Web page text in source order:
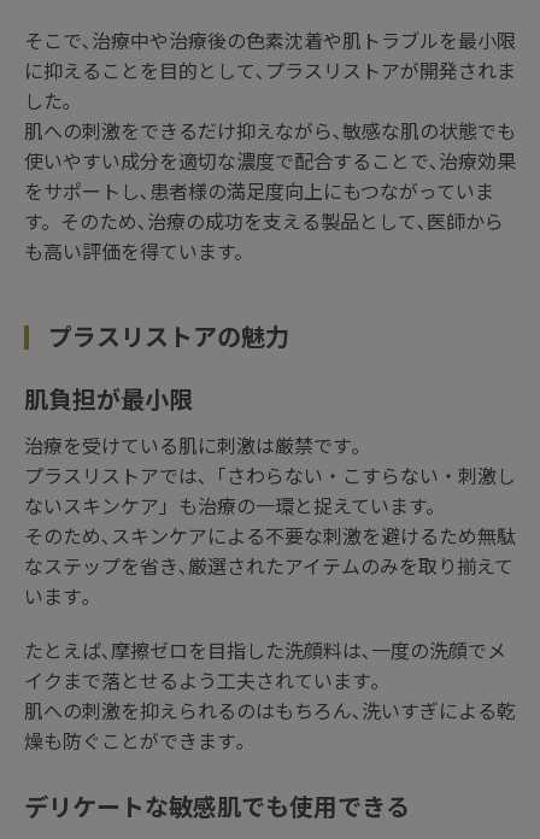
そこで､治療中や治療後の色素沈着や肌トラブルを最小限
に抑えることを目的として､プラスリストアが開発されま
した｡
肌への刺激をできるだけ抑えながら､敏感な肌の状態でも
使いやすい成分を適切な濃度で配合することで､治療効果
をサポートし､患者様の満足度向上にもつながっていま
す。そのため､治療の成功を支える製品として､医師から
も高い評価を得ています。
プラスリストアの魅力
肌負担が最小限
治療を受けている肌に刺激は厳禁です｡
プラスリストアでは､「さわらない・こすらない・刺激し
ないスキンケア」も治療の一環と捉えています。
そのため､スキンケアによる不要な刺激を避けるため無駄
なステップを省き､厳選されたアイテムのみを取り揃えて
います｡
たとえば､摩擦ゼロを目指した洗顔料は､一度の洗顔でメ
イクまで落とせるよう工夫されています｡
肌への刺激を抑えられるのはもちろん､洗いすぎによる乾
燥も防ぐことができます｡
デリケートな敏感肌でも使用できる